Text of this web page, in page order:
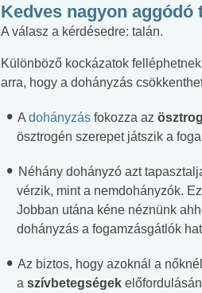
Kedves nagyon aggódó
A válasz a kérdésedre: talán.
Különböző kockázatok
arra, hogy a dohányzás
A dohányzás fokozza az
ösztrogén szerepet játszik a
Néhány dohányzó azt
vérzik, mint a nemdohányzók.
Jobban utána kéne néznünk
dohányzás a fogamzásgátlók
Az biztos, hogy azoknál a
a szívbetegségek